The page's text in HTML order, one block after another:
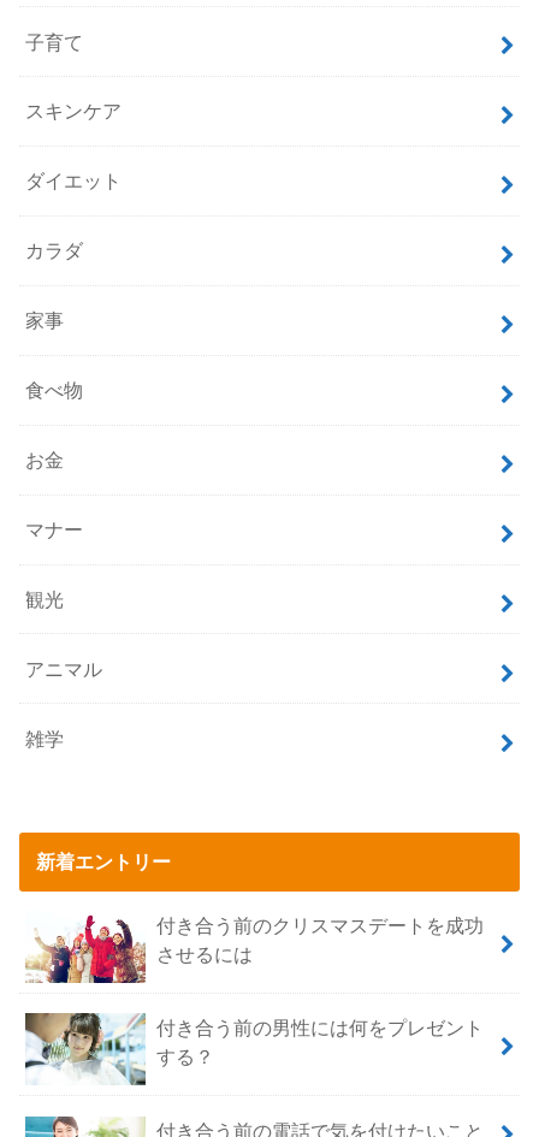
子育て
スキンケア
ダイエット
カラダ
家事
食べ物
お金
マナー
観光
アニマル
雑学
新着エントリー
付き合う前のクリスマスデートを成功
させるには
付き合う前の男性には何をプレゼント
する？
付き合う前の電話で気を付けたいこと